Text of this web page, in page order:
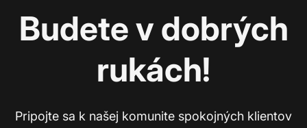
Budete v dobrých
rukách!
Pripojte sa k našej komunite spokojných klientov